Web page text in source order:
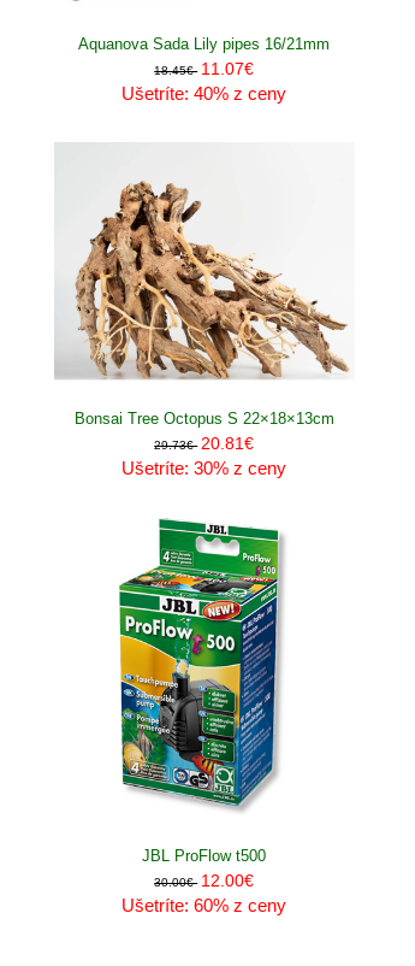
Aquanova Sada Lily pipes 16/21mm
18.45€ 11.07€
Ušetríte: 40% z ceny
Bonsai Tree Octopus S 22×18×13cm
29.73€ 20.81€
Ušetríte: 30% z ceny
JBL ProFlow t500
30.00€ 12.00€
Ušetríte: 60% z ceny